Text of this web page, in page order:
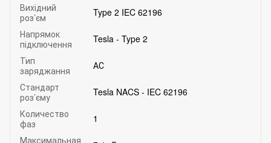
Вихідний
роз’єм
Type 2 IEC 62196
Напрямок
підключення
Tesla - Type 2
Тип
заряджання
АС
Стандарт
роз’єму
Tesla NACS - IEC 62196
Количество
фаз
1
Максимальная